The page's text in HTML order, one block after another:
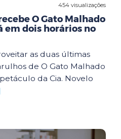
454 visualizações
O Gato Malhado
em dois horários no
as duas últimas
de O Gato Malhado
da Cia. Novelo